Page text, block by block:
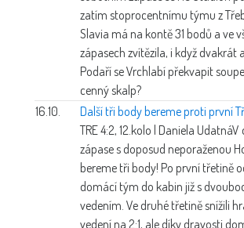
zatím stoprocentnímu týmu z
Slavia má na kontě 31 bodů a ve
zápasech zvítězila, i když dvakrát
Podaří se Vrchlabí překvapit
cenný skalp?
16.10.
Další tři body bereme proti první
TRE 4:2, 12.kolo | Daniela UdatnáV
zápase s doposud neporaženou
bereme tři body! Po první třetině
domácí tým do kabin již s
vedením. Ve druhé třetině snížili
vedení na 2:1, ale díky dravosti